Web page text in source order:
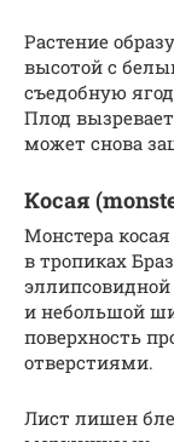
Растение
высотой с
съедобную
Плод
может снова
Косая
Монстера
в тропиках
и небольшой
поверхность
отверстиями.
Лист лишен